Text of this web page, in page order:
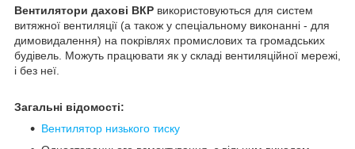
Вентилятори дахові ВКР використовуються для систем
витяжної вентиляції (а також у спеціальному виконанні - для
димовидалення) на покрівлях промислових та громадських
будівель. Можуть працювати як у складі вентиляційної мережі,
і без неї.
Загальні відомості:
Вентилятор низького тиску